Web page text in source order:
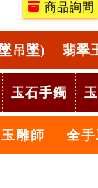
商品詢問
吊墜) 翡翠
玉石手鐲
雕師 全